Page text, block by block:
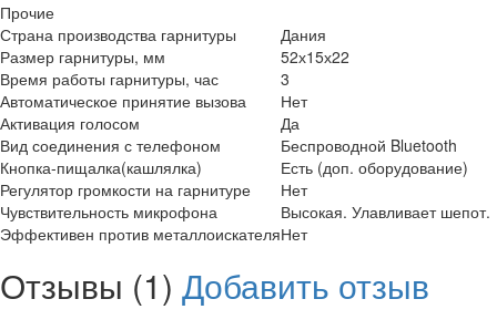
Прочие
Страна производства гарнитуры
Дания
Размер гарнитуры, мм
52х15х22
Время работы гарнитуры, час
3
Автоматическое принятие вызова
Нет
Активация голосом
Да
Вид соединения с телефоном
Беспроводной Bluetooth
Кнопка-пищалка(кашлялка)
Есть (доп. оборудование)
Регулятор громкости на гарнитуре
Нет
Чувствительность микрофона
Высокая. Улавливает шепот.
Эффективен против металлоискателяНет
Отзывы (1) Добавить отзыв